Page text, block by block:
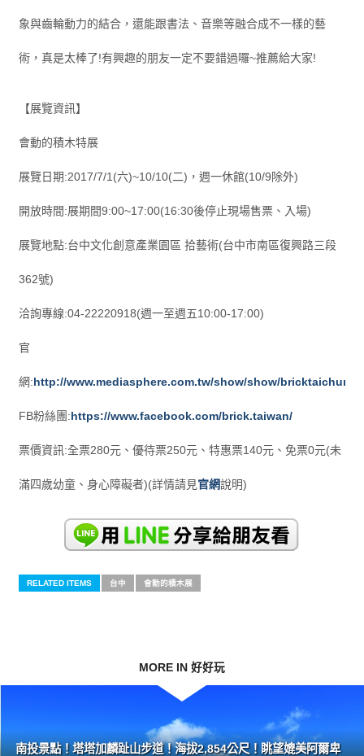
象與齒輪動力的結合，還能跟書法、音樂等融合成不一樣的藝
術，真是太棒了!有興趣的朋友一定不要錯過囉~推薦給大家!
【展覽資訊】
會動的積木特展
展覽日期:2017/7/1(六)~10/10(二)，週一休館(10/9除外)
開放時間:展期間9:00~17:00(16:30後停止現場售票、入場)
展覽地點:台中文化創意產業園區 拾藝術(台中市南區復興路三段
362號)
洽詢專線:04-22220918(週一至週五10:00-17:00)
官
網:http://www.mediasphere.com.tw/show/show/bricktaichung
FB粉絲團:https://www.facebook.com/brick.taiwan/
票價資訊:全票280元、優待票250元、特惠票140元、免票0元(未
滿四歲幼童、身心障礙者)(詳情請見官網說明)
RELATED ITEMS 台中 會動的積木展
MORE IN 好好玩
南投景點！塔塔加麟趾山步道！海拔2,854公尺！眺望媲美阿爾卑